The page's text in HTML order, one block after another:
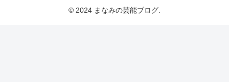
© 2024 まなみの芸能ブログ.